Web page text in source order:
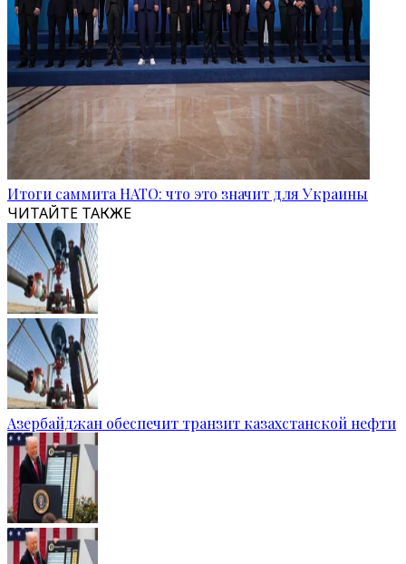
Итоги саммита НАТО: что это значит для Украины
ЧИТАЙТЕ ТАКЖЕ
Азербайджан обеспечит транзит казахстанской нефти